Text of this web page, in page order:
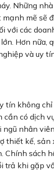
Những
mẽ sẽ
với các
Hơn nữa,
và uy
tín không
có dịch
nhân
thiết kế, sản
Chính sách
trả khi gặp